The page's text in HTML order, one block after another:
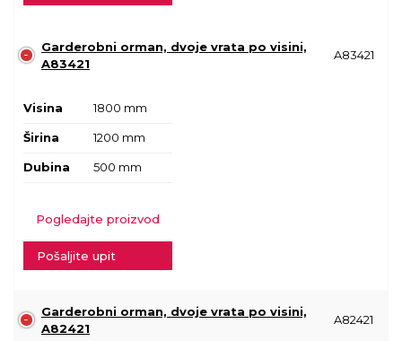
Garderobni orman, dvoje vrata po visini,
A83421
A83421
Visina 1800 mm
Širina 1200 mm
Dubina 500 mm
Pogledajte proizvod
Pošaljite upit
Garderobni orman, dvoje vrata po visini,
A82421
A82421